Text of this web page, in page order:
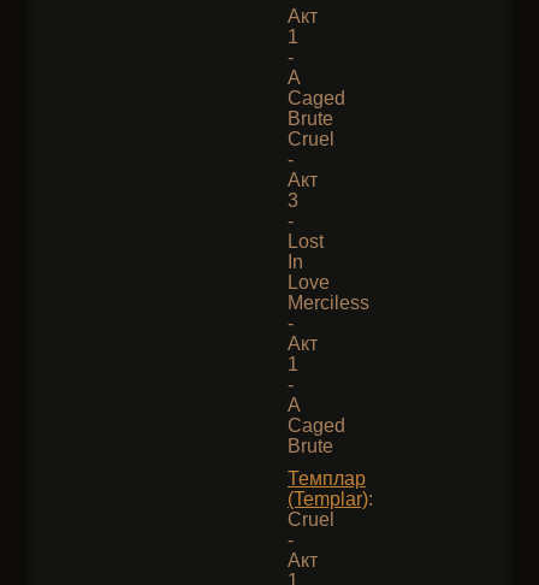
Акт
1
-
A
Caged
Brute
Cruel
-
Акт
3
-
Lost
In
Love
Merciless
-
Акт
1
-
A
Caged
Brute
Темплар
(Templar):
Cruel
-
Акт
1